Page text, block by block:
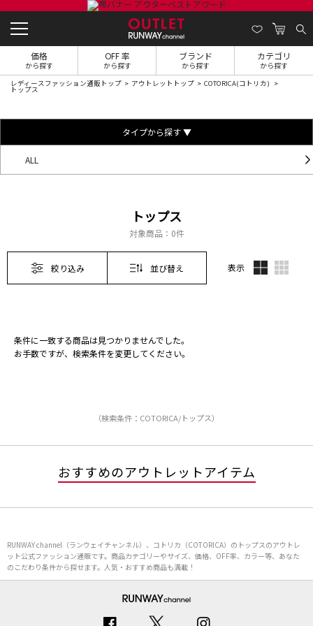
価格
から探す
OFF 率
から探す
ブランド
から探す
カテゴリ
から探す
レディースファッション通販トップ アウトレットトップ COTORICA(コトリカ)
トップス
タイプから探す ▼
ALL
トップス
対象商品： 0件
絞り込み 並び替え 表示
条件に一致する商品は見つかりませんでした。
お手数ですが、検索条件を変更してください。
（検索条件：COTORICA/トップス）
おすすめのアウトレットアイテム
RUNWAY channel（ランウェイチャンネル）、コトリカ（COTORICA）のトップスのアウトレ
ット公式ファッション通販です。商品カテゴリーやサイズ、価格、OFF率、カラー等、あなた
のこだわり条件から探せます。人気・おすすめ商品も満載！